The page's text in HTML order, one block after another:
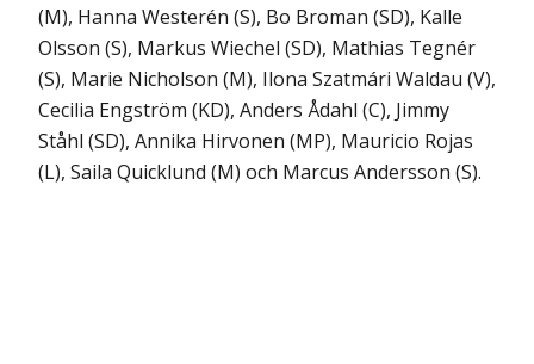
(M), Hanna Westerén (S), Bo Broman (SD), Kalle
Olsson (S), Markus Wiechel (SD), Mathias Tegnér
(S), Marie Nicholson (M), Ilona Szatmári Waldau (V),
Cecilia Engström (KD), Anders Ådahl (C), Jimmy
Ståhl (SD), Annika Hirvonen (MP), Mauricio Rojas
(L), Saila Quicklund (M) och Marcus Andersson (S).